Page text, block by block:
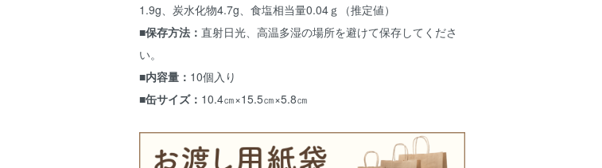
1.9g、炭水化物4.7g、食塩相当量0.04ｇ（推定値）
■保存方法： 直射日光、高温多湿の場所を避けて保存してくださ
い。
■内容量： 10個入り
■缶サイズ： 10.4㎝×15.5㎝×5.8㎝